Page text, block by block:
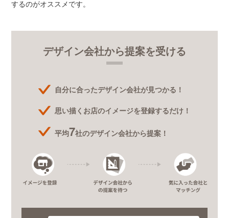
するのがオススメです。
デザイン会社から提案を受ける
自分に合ったデザイン会社が見つかる！
思い描くお店のイメージを登録するだけ！
平均7社のデザイン会社から提案！